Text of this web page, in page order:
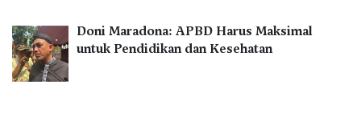
Doni Maradona: APBD Harus Maksimal
untuk Pendidikan dan Kesehatan